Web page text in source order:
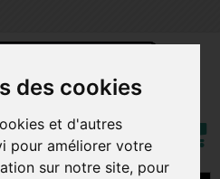
des cookies
et d'autres
pour améliorer votre
sur notre site, pour
Rechercher
Mon